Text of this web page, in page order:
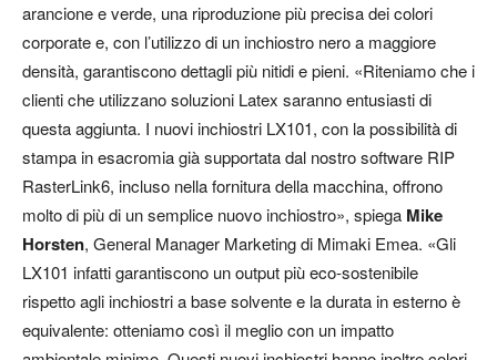
arancione e verde, una riproduzione più precisa dei colori
corporate e, con l’utilizzo di un inchiostro nero a maggiore
densità, garantiscono dettagli più nitidi e pieni. «Riteniamo che i
clienti che utilizzano soluzioni Latex saranno entusiasti di
questa aggiunta. I nuovi inchiostri LX101, con la possibilità di
stampa in esacromia già supportata dal nostro software RIP
RasterLink6, incluso nella fornitura della macchina, offrono
molto di più di un semplice nuovo inchiostro», spiega Mike
Horsten, General Manager Marketing di Mimaki Emea. «Gli
LX101 infatti garantiscono un output più eco-sostenibile
rispetto agli inchiostri a base solvente e la durata in esterno è
equivalente: otteniamo così il meglio con un impatto